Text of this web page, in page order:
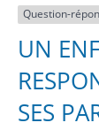
Question-
UN
SES